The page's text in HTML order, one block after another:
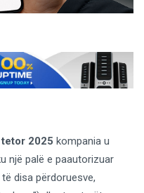
tetor 2025 kompania u
një palë e paautorizuar
disa përdoruesve,